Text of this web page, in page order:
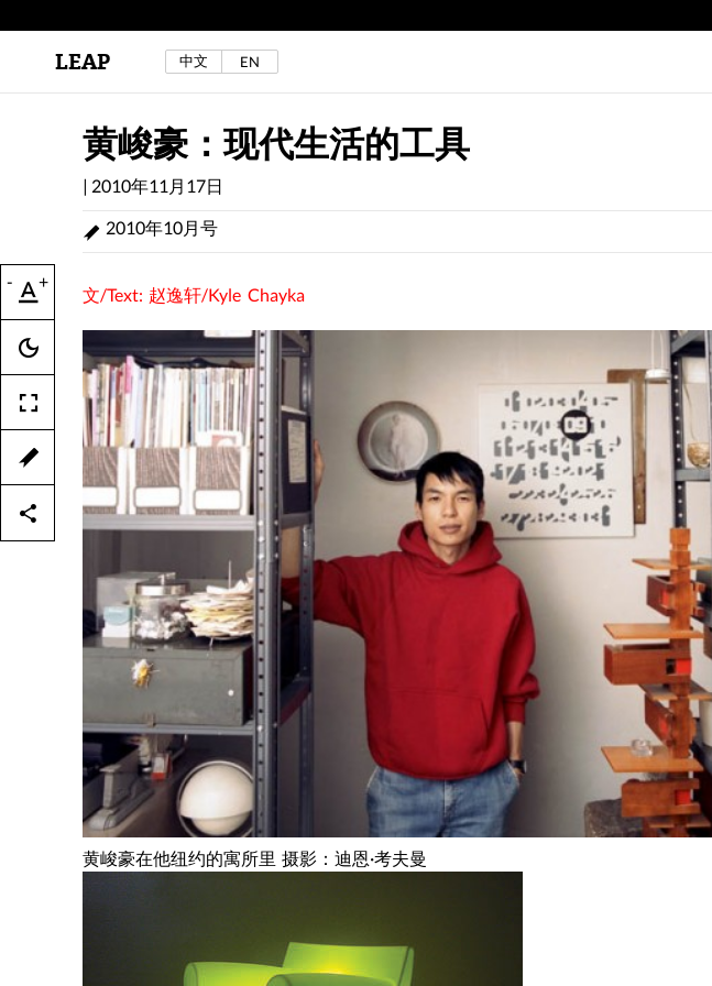
区秀诒与陈侑汝，《噩梦摇摆》，2024年。
LEAP 中文 EN
- +
黄峻豪：现代生活的工具
| 2010年11月17日
2010年10月号
文/Text: 赵逸轩/Kyle Chayka
黄峻豪在他纽约的寓所里 摄影：迪恩·考夫曼